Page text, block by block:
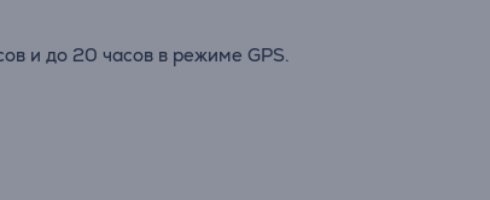
и до 20 часов в режиме GPS.